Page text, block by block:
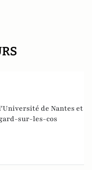
de Nantes et
sur-les-cos